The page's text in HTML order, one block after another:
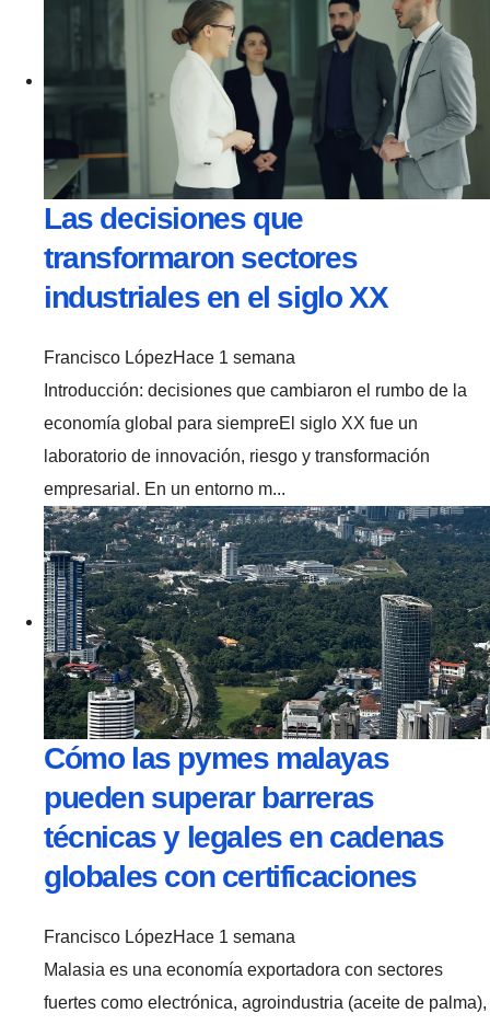
Las decisiones que
transformaron sectores
industriales en el siglo XX
Francisco LópezHace 1 semana
Introducción: decisiones que cambiaron el rumbo de la
economía global para siempreEl siglo XX fue un
laboratorio de innovación, riesgo y transformación
empresarial. En un entorno m...
Cómo las pymes malayas
pueden superar barreras
técnicas y legales en cadenas
globales con certificaciones
Francisco LópezHace 1 semana
Malasia es una economía exportadora con sectores
fuertes como electrónica, agroindustria (aceite de palma),